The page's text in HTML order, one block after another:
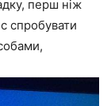
перш ніж
спробувати